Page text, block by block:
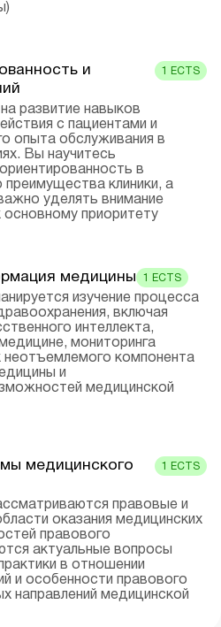
и
1 ECTS
развитие навыков
с пациентами и
опыта обслуживания в
Вы научитесь
в
преимущества клиники, а
уделять внимание
приоритету
медицины 1 ECTS
изучение процесса
включая
интеллекта,
мониторинга
неотъемлемого компонента
и
медицинской
медицинского
1 ECTS
правовые и
оказания медицинских
правового
актуальные вопросы
в отношении
и особенности правового
направлений медицинской